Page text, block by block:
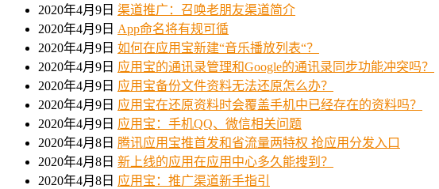
2020年4月9日 渠道推广：召唤老朋友渠道简介
2020年4月9日 App命名将有规可循
2020年4月9日 如何在应用宝新建“音乐播放列表“？
2020年4月9日 应用宝的通讯录管理和Google的通讯录同步功能冲突吗？
2020年4月9日 应用宝备份文件资料无法还原怎么办？
2020年4月9日 应用宝在还原资料时会覆盖手机中已经存在的资料吗？
2020年4月9日 应用宝：手机QQ、微信相关问题
2020年4月8日 腾讯应用宝推首发和省流量两特权 抢应用分发入口
2020年4月8日 新上线的应用在应用中心多久能搜到？
2020年4月8日 应用宝：推广渠道新手指引